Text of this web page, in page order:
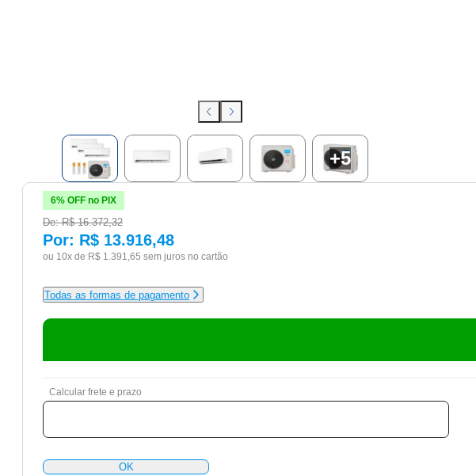
+5
6% OFF no PIX
De:R$ 16.372,32
Por: R$ 13.916,48
ou 10x de R$ 1.391,65 sem juros no cartão
Todas as formas de pagamento
Calcular frete e prazo
OK